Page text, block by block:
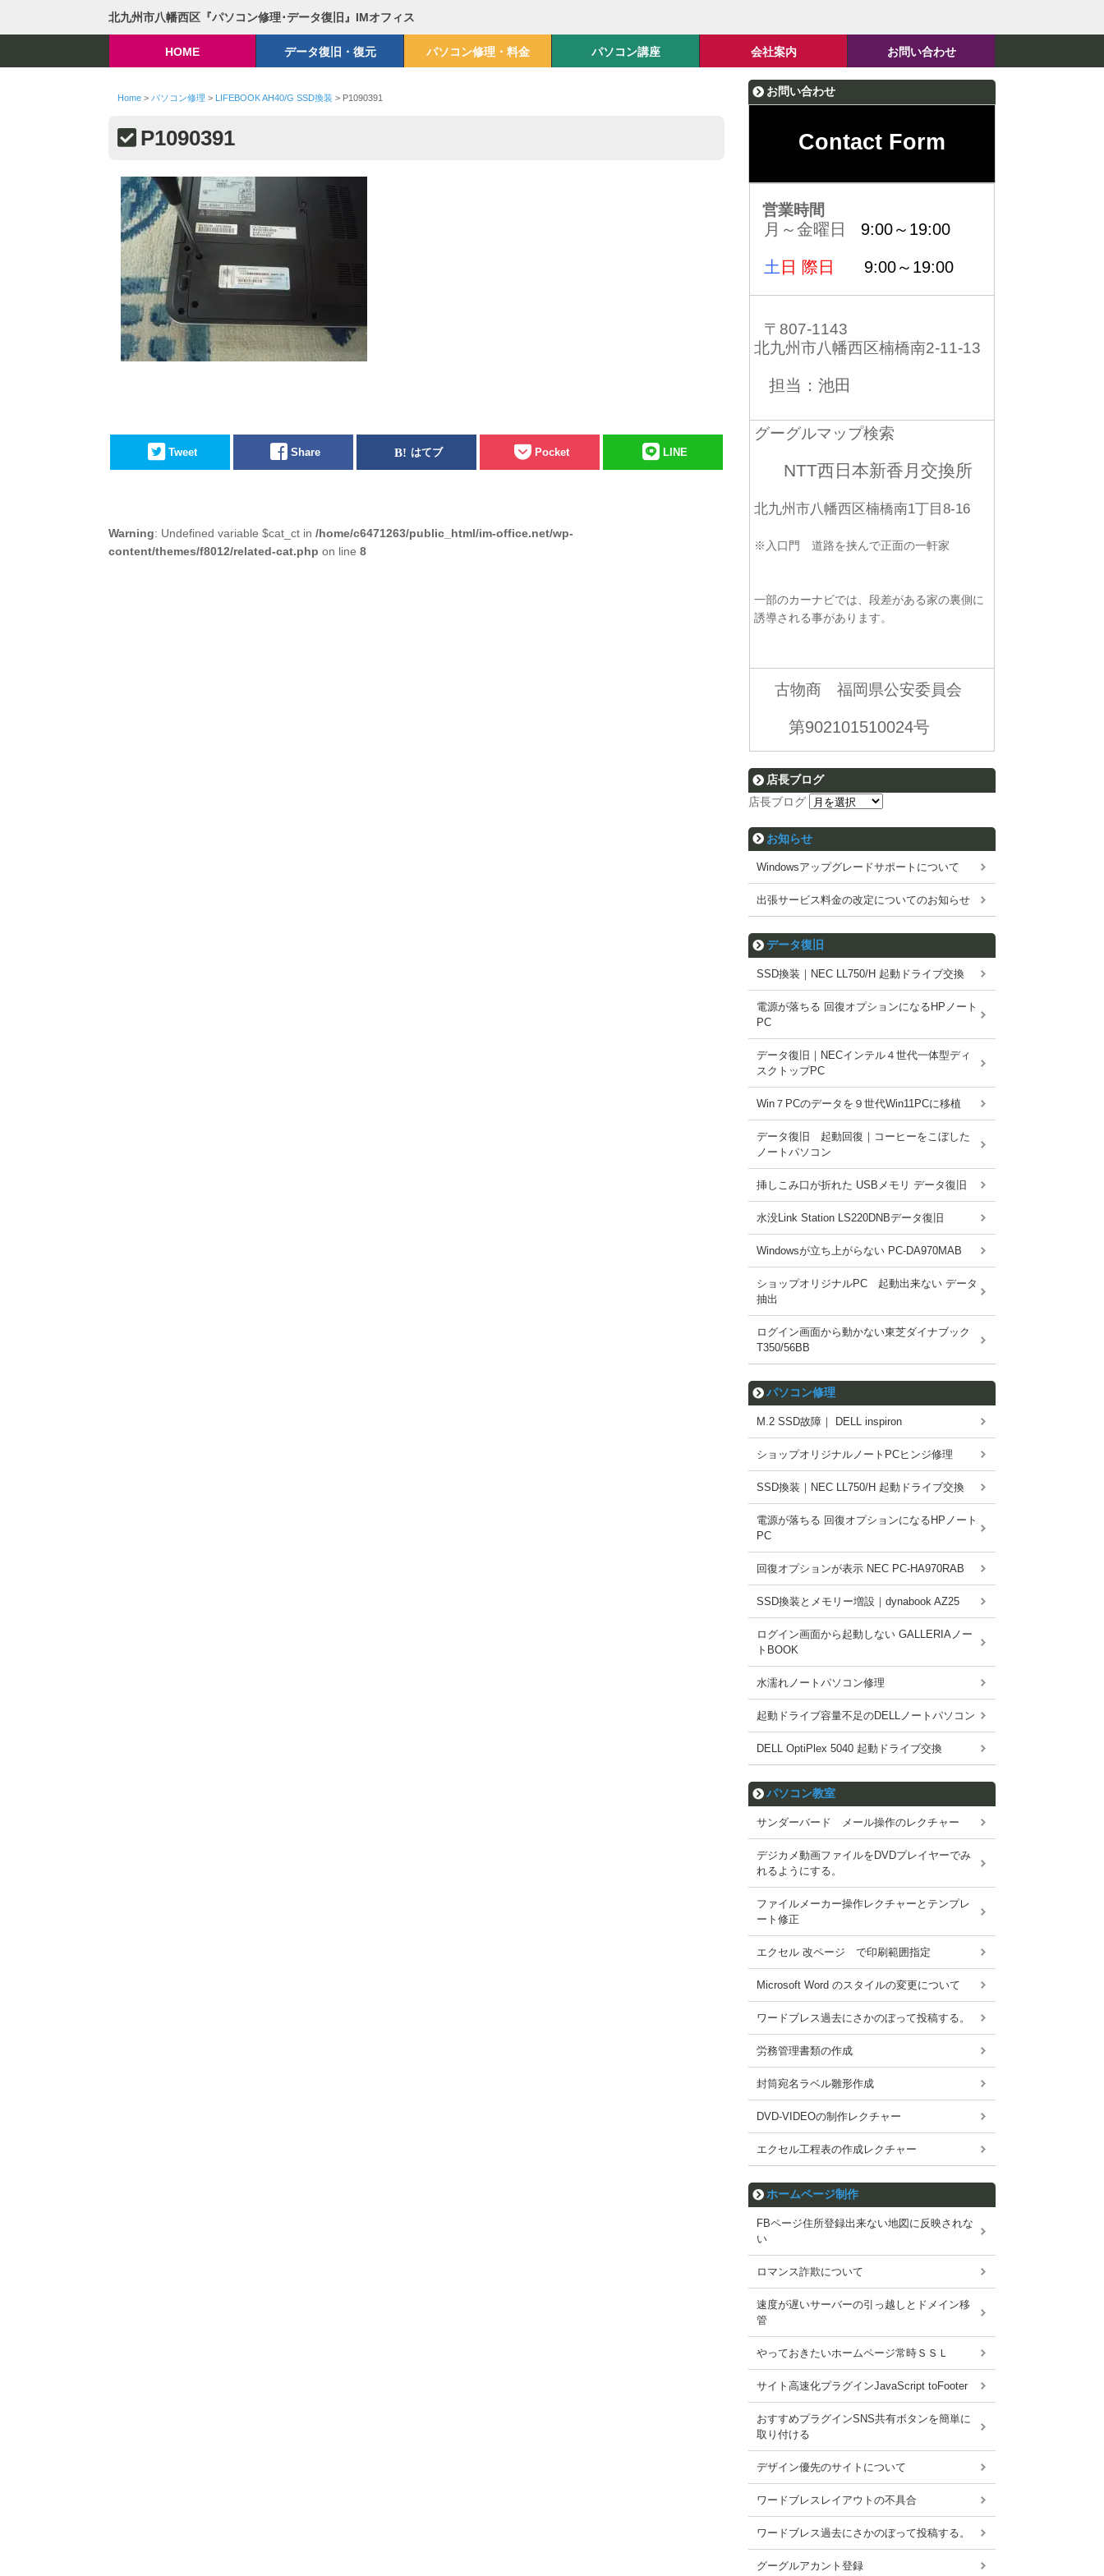
北九州市八幡西区『パソコン修理･データ復旧』IMオフィス
HOME データ復旧・復元 パソコン修理・料金 パソコン講座 会社案内 お問い合わせ
Home> パソコン修理 > LIFEBOOK AH40/G SSD換装 > P1090391
P1090391
Tweet Share はてブ Pocket LINE
Warning: Undefined variable $cat_ct in /home/c6471263/public_html/im-office.net/wp-
content/themes/f8012/related-cat.php on line 8
お問い合わせ
Contact Form
営業時間
月～金曜日 9:00～19:00
土 日 際日 9:00～19:00
〒807-1143
北九州市八幡西区楠橋南2-11-13
担当：池田
グーグルマップ検索
NTT西日本新香月交換所
北九州市八幡西区楠橋南1丁目8-16
※入口門 道路を挟んで正面の一軒家
一部のカーナビでは、段差がある家の裏側に
誘導される事があります。
古物商 福岡県公安委員会
第902101510024号
店長ブログ
店長ブログ
お知らせ
Windowsアップグレードサポートについて
出張サービス料金の改定についてのお知らせ
データ復旧
SSD換装｜NEC LL750/H 起動ドライブ交換
電源が落ちる 回復オプションになるHPノート
PC
データ復旧｜NECインテル４世代一体型ディ
スクトップPC
Win７PCのデータを９世代Win11PCに移植
データ復旧 起動回復｜コーヒーをこぼした
ノートパソコン
挿しこみ口が折れた USBメモリ データ復旧
水没Link Station LS220DNBデータ復旧
Windowsが立ち上がらない PC-DA970MAB
ショップオリジナルPC 起動出来ない データ
抽出
ログイン画面から動かない東芝ダイナブック
T350/56BB
パソコン修理
M.2 SSD故障｜ DELL inspiron
ショップオリジナルノートPCヒンジ修理
SSD換装｜NEC LL750/H 起動ドライブ交換
電源が落ちる 回復オプションになるHPノート
PC
回復オプションが表示 NEC PC-HA970RAB
SSD換装とメモリー増設｜dynabook AZ25
ログイン画面から起動しない GALLERIAノー
トBOOK
水濡れノートパソコン修理
起動ドライブ容量不足のDELLノートパソコン
DELL OptiPlex 5040 起動ドライブ交換
パソコン教室
サンダーバード メール操作のレクチャー
デジカメ動画ファイルをDVDプレイヤーでみ
れるようにする。
ファイルメーカー操作レクチャーとテンプレ
ート修正
エクセル 改ページ で印刷範囲指定
Microsoft Word のスタイルの変更について
ワードブレス過去にさかのぼって投稿する。
労務管理書類の作成
封筒宛名ラベル雛形作成
DVD-VIDEOの制作レクチャー
エクセル工程表の作成レクチャー
ホームページ制作
FBページ住所登録出来ない地図に反映されな
い
ロマンス詐欺について
速度が遅いサーバーの引っ越しとドメイン移
管
やっておきたいホームページ常時ＳＳＬ
サイト高速化プラグインJavaScript toFooter
おすすめプラグインSNS共有ボタンを簡単に
取り付ける
デザイン優先のサイトについて
ワードブレスレイアウトの不具合
ワードブレス過去にさかのぼって投稿する。
グーグルアカント登録